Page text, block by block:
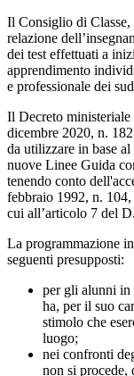
Il Consiglio di Classe,
relazione
dei test effettuati a
apprendimento
e professionale dei
Il Decreto
dicembre 2020, n.
da utilizzare in base
nuove Linee Guida
tenendo conto
febbraio 1992, n. 104,
cui all’articolo 7 del
La programmazione
seguenti presupposti:
per gli alunni in
ha, per il suo
stimolo che
luogo;
nei confronti
non si procede,